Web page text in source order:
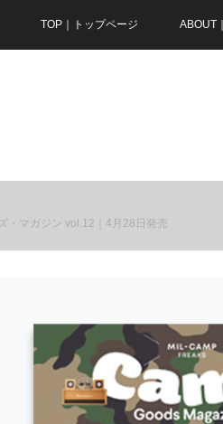
TOP｜トップページ ABOUT
・マガジン vol.12｜4月28日発売